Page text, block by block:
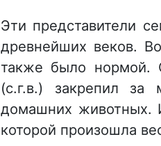
Эти представители
древнейших веков.
также было нормой.
(с.г.в.) закрепил за
домашних животных.
которой произошла